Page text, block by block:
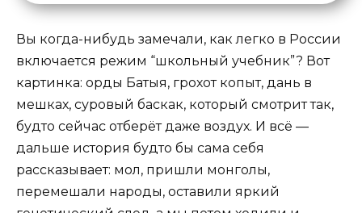
Вы когда-нибудь замечали, как легко в России
включается режим “школьный учебник”? Вот
картинка: орды Батыя, грохот копыт, дань в
мешках, суровый баскак, который смотрит так,
будто сейчас отберёт даже воздух. И всё —
дальше история будто бы сама себя
рассказывает: мол, пришли монголы,
перемешали народы, оставили яркий